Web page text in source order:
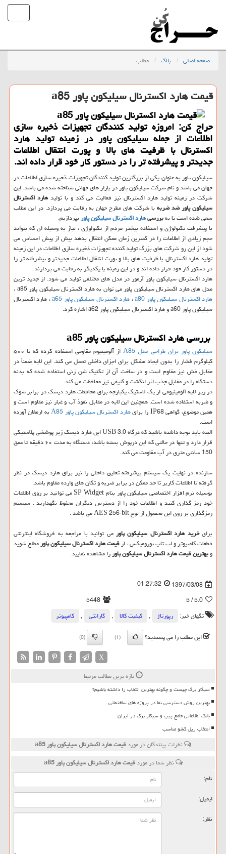
صفحه اصلی بلاگ مطلب
قیمت هارد اكسترنال سیلیكون پاور a85
حراج كن: امروزه تولید كنندگان تجهیزات ذخیره سازی
اطلاعات از جمله سیلیكون پاور در زمینه تولید هارد
اكسترنال با ظرفیت های بالا و پورت انتقال اطلاعات
جدیدتر و پیشرفته تر را در دستور كار خود قرار داده اند.
سیلیکون پاور به عنوان یکی از بزرگترین تولید کنندگان تجهیزات ذخیره سازی اطلاعات در
جهان می باشد و نام شرکت سیلیکون پاور در بازار های جهانی شناخته شده می باشد. این
شرکت در زمینه تولید هارد اکسترنال نیز فعالیت می کند و با تولیدهارد اکسترنال
سیلیکون پاور ضد ضربهبا شرکت های مطرح جهان به رقابت می پردازد. در این مطلب
سعی شده است تا بهبررسیهارد اکسترنال سیلیکون پاوربپردازیم.
با پیشرفت تکنولوژی و استفاده بیشتر مردم از تکنولوژی ، نیاز به وسیله ای که بتواند
حجم زیادی از اطلاعات را در کمترین زمان ممکن انتقال بدهد بیش از پیش احساس می
شود از این رو شرکت های بزرگ تولید کننده تجهیزات ذخیره سازی اطلاعات در این زمینه
تولید هارد اکسترنال با ظرفیت های بالا و پورت انتقال اطلاعات جدیدتر و پیشرفته تر را
در دستور کار خود قرار داده اند و در این زمینه با یکدیگر به رقابت می پردازند .
هارد اکسترنال سیلیکون پاور آرمور در مدل های مختلفی تولید می شود. از جدید ترین
مدل های هارد اکسترنال سیلیکون پاور می توان به هارد اکسترنال سیلیکون پاورa85،
هارد اکسترنال سیلیکون پاورa80،هارد اکسترنال سیلیکون پاورa65، هارد اکسترنال
سیلیکون پاورa60و هارد اکسترنال سیلیکون پاورa62اشاره کرد.
بررسی هارد اکسترنال سیلیکون پاورa85
سیلیکون پاور برای طراحی مدل A85
از آلومینیوم مقاومی استفاده کرده که تا ۵۰۰
کیلوگرم فشار را بدون ایجاد مشکل برای اجزای داخلی تحمل می کند. این لایه ضمناً در
مقابل خش نیز مقاوم است و در ساخت آن از تکنیک شن زنی استفاده شده که بدنه
دستگاه را در مقابل جذب اثر انگشت و کثیفی نیز محافظت می کند.
در زیر لایه آلومینیومی از یک لاستیک یکپارچه برای محافظت هارد دیسک در برابر شوک
و ضربه استفاده شده است. همچنین این لایه در مقابل نفوذ آب و غبار نیز مقاوم است و
همین موضوع، گواهیIP68را برایهارد اکسترنال سیلیکون پاورA85به ارمغان آورده
است.
البته باید توجه داشته باشید که درگاهUSB 3.0این هارد دیسک زیر پوششی پلاستیکی
قرار دارد و تنها در حالتی که این درپوش بسته باشد، دستگاه به مدت ۶۰ دقیقه تا عمق
150 سانتی متری در آب مقاومت می کند.
سازنده در نهایت یک سیستم پیشرفته تعلیق داخلی را نیز برای هارد دیسک در نظر
گرفته تا اطلاعات کاربر تا حد ممکن در برابر ضربه و تکان های وارده مقاوم باشد.
بوسیله نرم افزار اختصاصی سیلیکون پاور بنامSP Widgetمی توانید بر روی اطلاعات
خود رمز گذاری کنید و اطلاعات خود را از دسترس دیگران محفوظ نگهدارید . سیستم
رمزگذاری بر روی این محصول از نوعAES 256-bitمی باشد .
برایخرید هارد اکسترنال سیلیکون پاور می توانید با مراجعه به فروشگاه اینترنتی
قطعات کامپیوتر و لپ تاپ پورومیکس ، ازقیمت هارد اکسترنال سیلیکون پاورمطلع شوید
وبهترین قیمت هارد اکسترنال سیلیکون پاوررا مشاهده نمایید.
1397/03/08
01:27:32
5.0
/ 5
5448
تگهای خبر:
رپورتاژ , كیفیت كالا , گارانتی ,
كامپیوتر
این مطلب را می پسندید؟
(1)
(0)
X
تازه ترین مطالب مرتبط
سیگار برگ چیست و چگونه بهترین انتخاب را داشته باشیم؟
بهترین روش دسترسی نما در پروژه های ساختمانی
بانک اطلاعاتی جامع پیپ و سیگار برگ در ایران
انتخاب ریل کشو مناسب
نظرات بینندگان در موردقیمت هارد اكسترنال سیلیكون پاور a85
نظر شما در موردقیمت هارد اكسترنال سیلیكون پاور a85
نام:
ایمیل:
نظر: